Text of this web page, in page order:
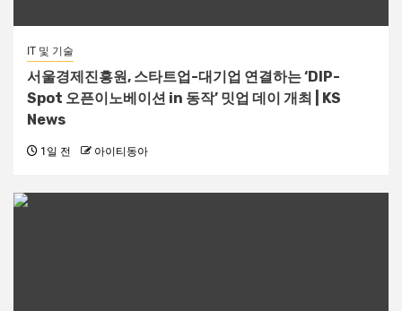
IT 및 기술
서울경제진흥원, 스타트업-대기업 연결하는 ‘DIP-
Spot 오픈이노베이션 in 동작’ 밋업 데이 개최 | KS
News
1일 전 아이티동아